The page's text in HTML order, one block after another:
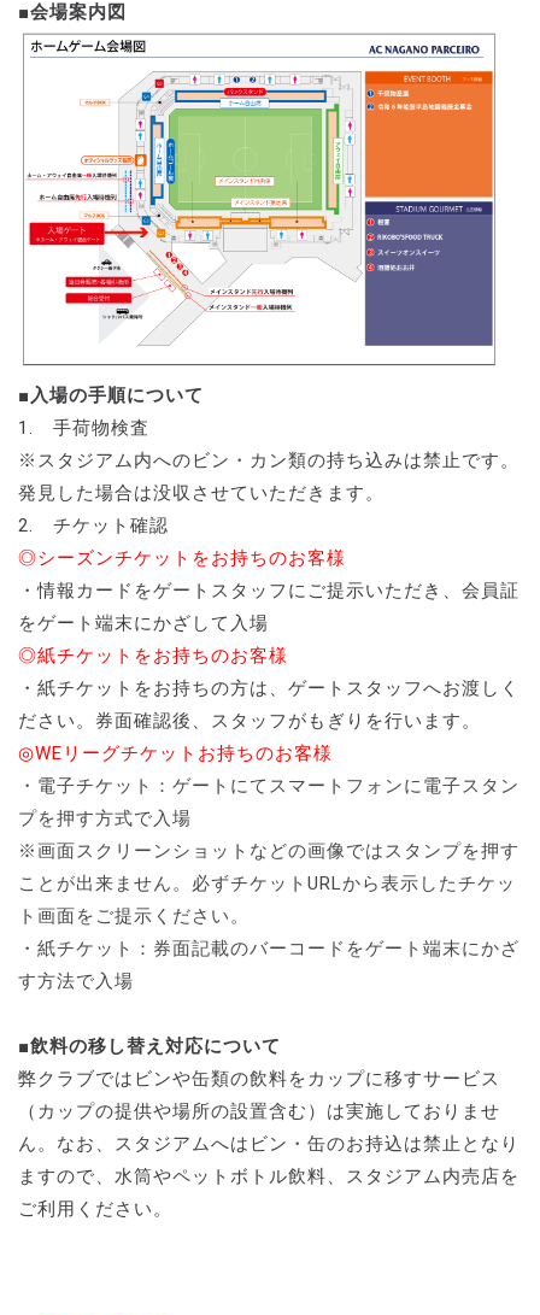
■会場案内図
■入場の手順について
1. 手荷物検査
※スタジアム内へのビン・カン類の持ち込みは禁止です。
発見した場合は没収させていただきます。
2. チケット確認
◎シーズンチケットをお持ちのお客様
・情報カードをゲートスタッフにご提示いただき、会員証
をゲート端末にかざして入場
◎紙チケットをお持ちのお客様
・紙チケットをお持ちの方は、ゲートスタッフへお渡しく
ださい。券面確認後、スタッフがもぎりを行います。
◎WEリーグチケットお持ちのお客様
・電子チケット：ゲートにてスマートフォンに電子スタン
プを押す方式で入場
※画面スクリーンショットなどの画像ではスタンプを押す
ことが出来ません。必ずチケットURLから表示したチケッ
ト画面をご提示ください。
・紙チケット：券面記載のバーコードをゲート端末にかざ
す方法で入場
■飲料の移し替え対応について
弊クラブではビンや缶類の飲料をカップに移すサービス
（カップの提供や場所の設置含む）は実施しておりませ
ん。なお、スタジアムへはビン・缶のお持込は禁止となり
ますので、水筒やペットボトル飲料、スタジアム内売店を
ご利用ください。